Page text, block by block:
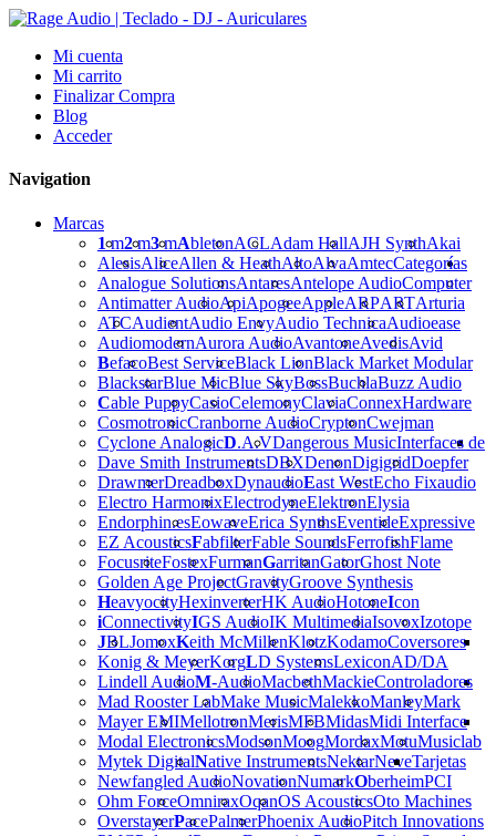
Mi cuenta
Mi carrito
Finalizar Compra
Blog
Acceder
Navigation
Marcas
1m2m3mAbletonACLAdam HallAJH SynthAkai
AlesisAliceAllen & HeathAltoAlvaAmtec
Analogue SolutionsAntaresAntelope Audio
Antimatter AudioApiApogeeAppleARPARTArturia
ATCAudientAudio EnvyAudio TechnicaAudioease
AudiomodernAurora AudioAvantoneAvedisAvid
BefacoBest ServiceBlack LionBlack Market Modular
BlackstarBlue MicBlue SkyBossBuchlaBuzz Audio
Cable PuppyCasioCelemonyClaviaConnex
CosmotronicCranborne AudioCryptonCwejman
Cyclone AnalogicD.A.VDangerous Music
Dave Smith InstrumentsDBXDenonDigigridDoepfer
DrawmerDreadboxDynaudioEast WestEcho Fix
Electro HarmonixElectrodyneElektronElysia
Endorphin.esEowaveErica SynthsEventideExpressive
EZ AcousticsFabfilterFable SoundsFerrofishFlame
FocusriteFostexFurmanGarritanGatorGhost Note
Golden Age ProjectGravityGroove Synthesis
HeavyocityHexinverterHK AudioHotoneIcon
iConnectivityIGS AudioIK MultimediaIsovoxIzotope
JBLJomoxKeith McMillenKlotzKodamo
Konig & MeyerKorgLD SystemsLexicon
Lindell AudioM-AudioMacbethMackie
Mad Rooster LabMake MusicMalekkoManleyMark
Mayer EMIMellotronMerisMFBMidas
Modal ElectronicsModsonMoogMordaxMotuMusiclab
Mytek DigitalNative InstrumentsNektarNeve
Newfangled AudioNovationNumarkOberheim
Ohm ForceOmniraxOqanOS AcousticsOto Machines
OverstayerPacePalmerPhoenix AudioPitch Innovations
Categorías
Computer
Hardware
Interfaces de
audio
Coversores
AD/DA
Controladores
Midi Interface
Tarjetas
PCI